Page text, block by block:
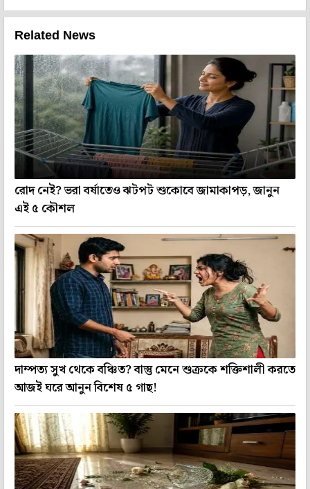
Related News
রোদ নেই? ভরা বর্ষাতেও ঝটপট শুকোবে জামাকাপড়, জানুন
এই ৫ কৌশল
দাম্পত্য সুখ থেকে বঞ্চিত? বাস্তু মেনে শুক্রকে শক্তিশালী করতে
আজই ঘরে আনুন বিশেষ ৫ গাছ!